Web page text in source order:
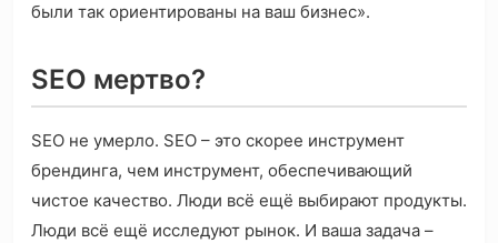
были так ориентированы на ваш бизнес».
SEO мертво?
SEO не умерло. SEO – это скорее инструмент
брендинга, чем инструмент, обеспечивающий
чистое качество. Люди всё ещё выбирают продукты.
Люди всё ещё исследуют рынок. И ваша задача –